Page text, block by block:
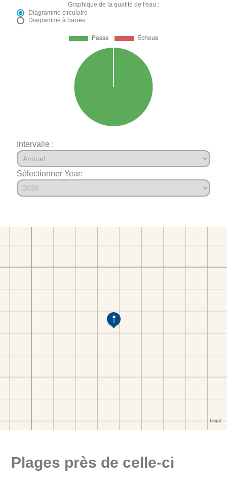
Graphique de la qualité de l'eau :
Diagramme circulaire
Diagramme à barres
Intervalle :
Sélectionner Year:
Plages près de celle-ci